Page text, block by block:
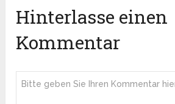
Hinterlasse einen
Kommentar